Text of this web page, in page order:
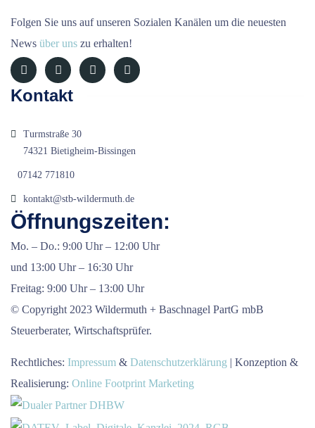
Folgen Sie uns auf unseren Sozialen Kanälen um die neuesten
News über uns zu erhalten!
Kontakt
Turmstraße 30
74321 Bietigheim-Bissingen
07142 771810
kontakt@stb-wildermuth.de
Öffnungszeiten:
Mo. – Do.: 9:00 Uhr – 12:00 Uhr
und 13:00 Uhr – 16:30 Uhr
Freitag: 9:00 Uhr – 13:00 Uhr
© Copyright 2023 Wildermuth + Baschnagel PartG mbB
Steuerberater, Wirtschaftsprüfer.
Rechtliches: Impressum & Datenschutzerklärung | Konzeption &
Realisierung: Online Footprint Marketing